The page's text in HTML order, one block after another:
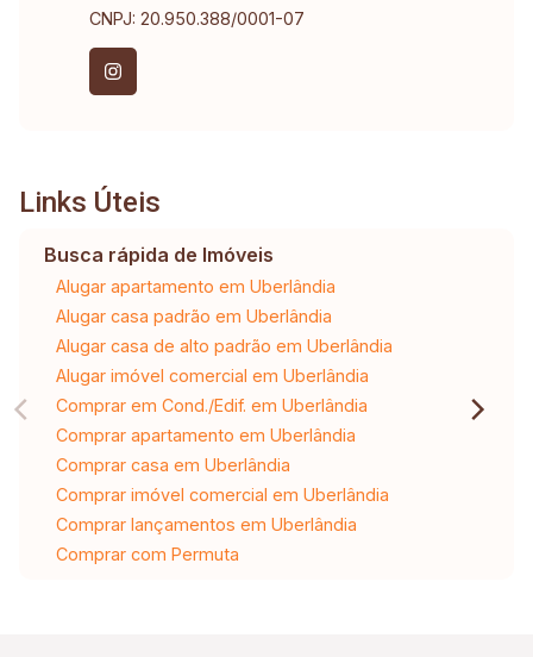
CNPJ: 20.950.388/0001-07
Links Úteis
Busca rápida de Imóveis
Alugar apartamento em Uberlândia
Alugar casa padrão em Uberlândia
Alugar casa de alto padrão em Uberlândia
Alugar imóvel comercial em Uberlândia
Comprar em Cond./Edif. em Uberlândia
Comprar apartamento em Uberlândia
Comprar casa em Uberlândia
Comprar imóvel comercial em Uberlândia
Comprar lançamentos em Uberlândia
Comprar com Permuta